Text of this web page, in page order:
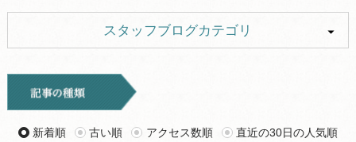
スタッフブログカテゴリ
キャンプ
旅行記 ツアー
新着順 古い順 アクセス数順 直近の30日の人気順